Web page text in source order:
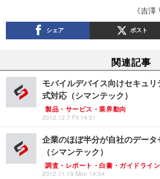
《吉
シェア ポスト
関連記事
モバイルデバイス向けセキュ
式対応（シマンテック）
製品・サービス・業界動向
2012.12.7 Fri 14:51
企業のほぼ半分が自社のデー
（シマンテック）
調査・レポート・白書・ガイドライン
2012.11.19 Mon 14:54